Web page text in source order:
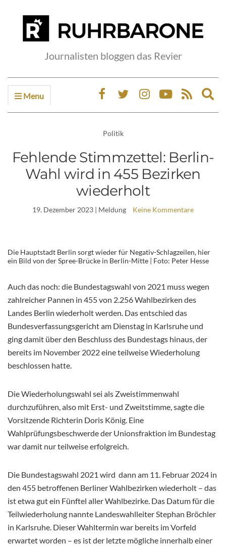
Journalisten bloggen das Revier
Menu
Politik
Fehlende Stimmzettel: Berlin-
Wahl wird in 455 Bezirken
wiederholt
19. Dezember 2023 | Meldung Keine Kommentare
Die Hauptstadt Berlin sorgt wieder für Negativ-Schlagzeilen, hier
ein Bild von der Spree-Brücke in Berlin-Mitte | Foto: Peter Hesse
Auch das noch: die Bundestagswahl von 2021 muss wegen
zahlreicher Pannen in 455 von 2.256 Wahlbezirken des
Landes Berlin wiederholt werden. Das entschied das
Bundesverfassungsgericht am Dienstag in Karlsruhe und
ging damit über den Beschluss des Bundestags hinaus, der
bereits im November 2022 eine teilweise Wiederholung
beschlossen hatte.
Die Wiederholungswahl sei als Zweistimmenwahl
durchzuführen, also mit Erst- und Zweitstimme, sagte die
Vorsitzende Richterin Doris König. Eine
Wahlprüfungsbeschwerde der Unionsfraktion im Bundestag
war damit nur teilweise erfolgreich.
Die Bundestagswahl 2021 wird dann am 11. Februar 2024 in
den 455 betroffenen Berliner Wahlbezirken wiederholt – das
ist etwa gut ein Fünftel aller Wahlbezirke. Das Datum für die
Teilwiederholung nannte Landeswahlleiter Stephan Bröchler
in Karlsruhe. Dieser Wahltermin war bereits im Vorfeld
erwartet worden – es ist der letzte mögliche innerhalb einer